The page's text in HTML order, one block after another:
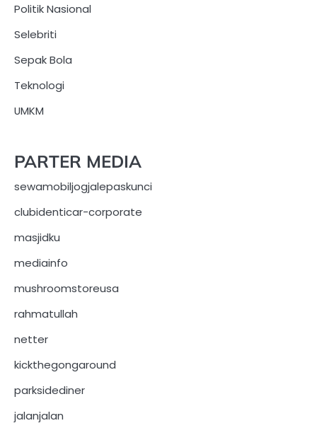
Politik Nasional
Selebriti
Sepak Bola
Teknologi
UMKM
PARTER MEDIA
sewamobiljogjalepaskunci
clubidenticar-corporate
masjidku
mediainfo
mushroomstoreusa
rahmatullah
netter
kickthegongaround
parksidediner
jalanjalan